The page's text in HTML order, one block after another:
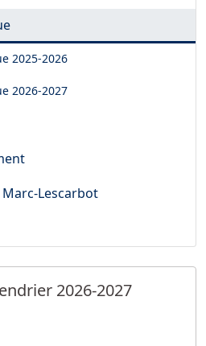
2025-2026
2026-2027
Marc-Lescarbot
2026-2027
2026-2027